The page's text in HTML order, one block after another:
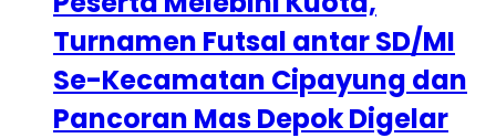
Turnamen Futsal antar SD/MI
Se-Kecamatan Cipayung dan
Pancoran Mas Depok Digelar